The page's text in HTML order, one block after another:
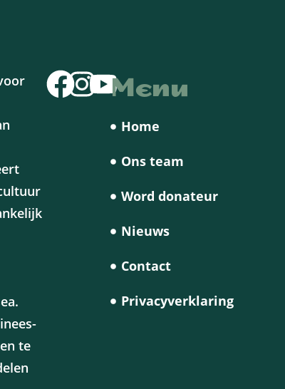
te
Menu
Home
Ons team
Word donateur
Nieuws
Contact
Privacyverklaring